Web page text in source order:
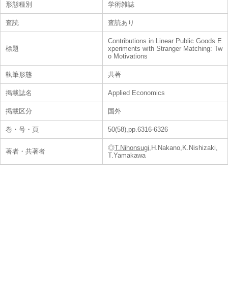
形態種別 学術雑誌
査読 査読あり
標題
Contributions in Linear Public Goods E
xperiments with Stranger Matching: Tw
o Motivations
執筆形態 共著
掲載誌名 Applied Economics
掲載区分 国外
巻・号・頁 50(58),pp.6316-6326
著者・共著者 ◎T.Nihonsugi,H.Nakano,K.Nishizaki,
T.Yamakawa